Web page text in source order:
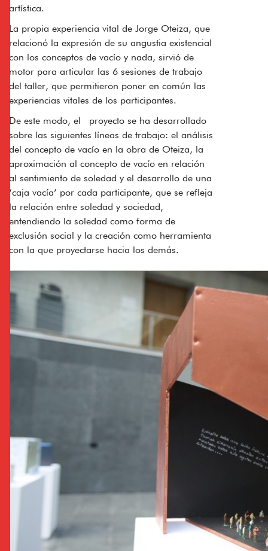
artística.
La propia experiencia vital de Jorge Oteiza, que
relacionó la expresión de su angustia existencial
con los conceptos de vacío y nada, sirvió de
motor para articular las 6 sesiones de trabajo
del taller, que permitieron poner en común las
experiencias vitales de los participantes.
De este modo, el proyecto se ha desarrollado
sobre las siguientes líneas de trabajo: el análisis
del concepto de vacío en la obra de Oteiza, la
aproximación al concepto de vacío en relación
al sentimiento de soledad y el desarrollo de una
‘caja vacía’ por cada participante, que se refleja
la relación entre soledad y sociedad,
entendiendo la soledad como forma de
exclusión social y la creación como herramienta
con la que proyectarse hacia los demás.